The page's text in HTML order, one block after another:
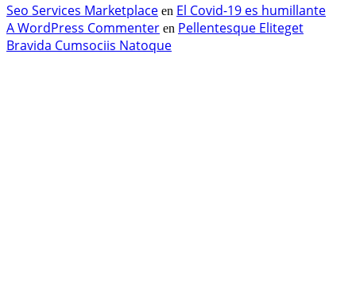
Seo Services Marketplace en El Covid-19 es humillante
A WordPress Commenter en Pellentesque Eliteget
Bravida Cumsociis Natoque